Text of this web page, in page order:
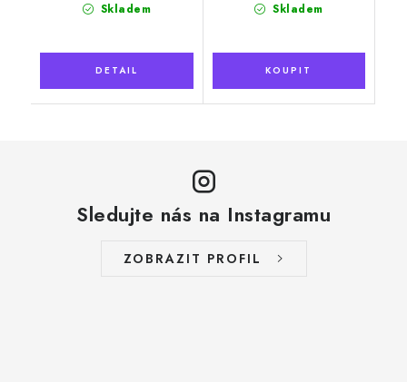
Skladem Skladem
Sledujte nás na Instagramu
ZOBRAZIT PROFIL